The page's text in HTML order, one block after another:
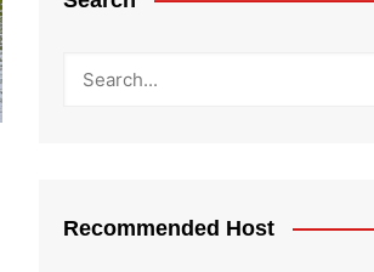
Recommended Host